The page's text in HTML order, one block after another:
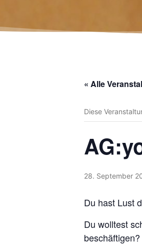
« Alle
Diese
28. September
Du hast Lust
Du wolltest
beschäftigen?